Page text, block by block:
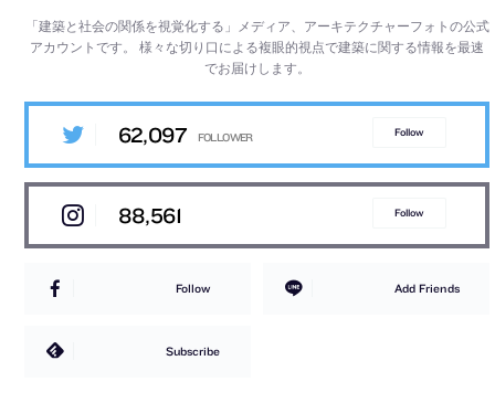
「建築と社会の関係を視覚化する」メディア、アーキテクチャーフォトの公式
アカウントです。様々な切り口による複眼的視点で建築に関する情報を最速
でお届けします。
62,097 Follow
88,561 Follow
Follow Add Friends
Subscribe